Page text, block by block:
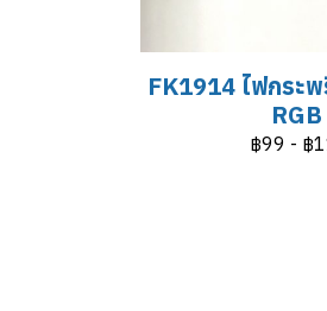
FK1914 ไฟกระ
RGB
฿99 - ฿